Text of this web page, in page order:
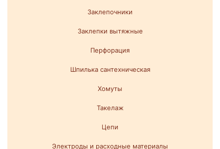
Заклепочники
Заклепки вытяжные
Перфорация
Шпилька сантехническая
Хомуты
Такелаж
Цепи
Электроды и расходные материалы